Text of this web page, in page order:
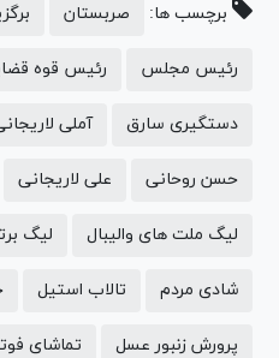
برچسب ها: صربستان
رئیس مجلس رئیس قوه
دستگیری سارق آملی
حسن روحانی علی لاریجانی
لیگ ملت های والیبال لیگ
شادی مردم تالاب استیل
پرورش زنبور عسل تماشای